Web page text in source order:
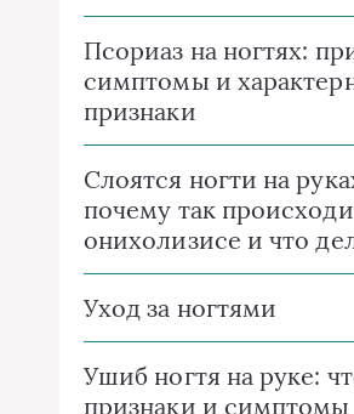
Псориаз на ногтях:
симптомы и
признаки
Слоятся ногти на
почему так
онихолизисе и что
Уход за ногтями
Ушиб ногтя на руке:
признаки и симптомы